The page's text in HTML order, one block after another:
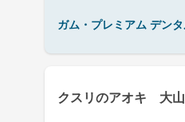
ガム・プレミアム デン
クスリのアオキ 大